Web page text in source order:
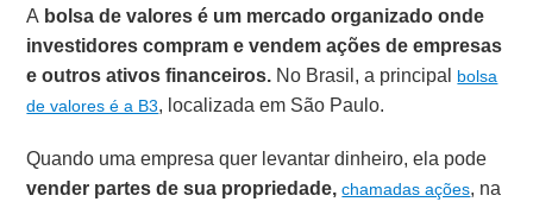
A bolsa de valoresé um mercado organizado onde
investidores compram e vendem ações de empresas
e outros ativos financeiros. No Brasil, a principal bolsa
de valores é a B3, localizada em São Paulo.
Quando uma empresa quer levantar dinheiro, ela pode
vender partes de sua propriedade,chamadas ações, na